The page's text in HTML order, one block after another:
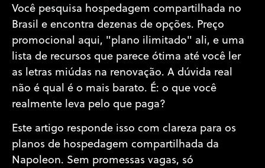
Você pesquisa hospedagem compartilhada no
Brasil e encontra dezenas de opções. Preço
promocional aqui, "plano ilimitado" ali, e uma
lista de recursos que parece ótima até você ler
as letras miúdas na renovação. A dúvida real
não é qual é o mais barato. É: o que você
realmente leva pelo que paga?
Este artigo responde isso com clareza para os
planos de hospedagem compartilhada da
Napoleon. Sem promessas vagas, só